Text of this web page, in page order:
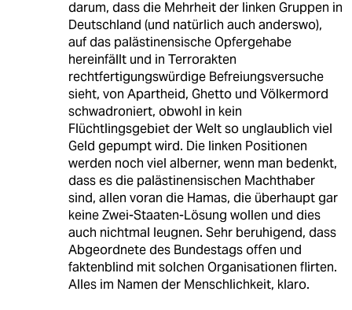
darum, dass die Mehrheit der linken Gruppen in
Deutschland (und natürlich auch anderswo),
auf das palästinensische Opfergehabe
hereinfällt und in Terrorakten
rechtfertigungswürdige Befreiungsversuche
sieht, von Apartheid, Ghetto und Völkermord
schwadroniert, obwohl in kein
Flüchtlingsgebiet der Welt so unglaublich viel
Geld gepumpt wird. Die linken Positionen
werden noch viel alberner, wenn man bedenkt,
dass es die palästinensischen Machthaber
sind, allen voran die Hamas, die überhaupt gar
keine Zwei-Staaten-Lösung wollen und dies
auch nichtmal leugnen. Sehr beruhigend, dass
Abgeordnete des Bundestags offen und
faktenblind mit solchen Organisationen flirten.
Alles im Namen der Menschlichkeit, klaro.